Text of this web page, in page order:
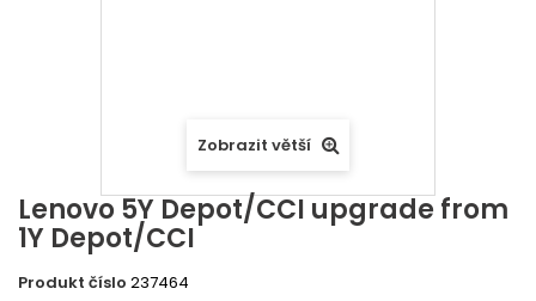
Zobrazit větší
Lenovo 5Y Depot/CCI upgrade from
1Y Depot/CCI
Produkt číslo 237464